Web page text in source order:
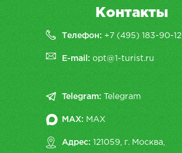
Контакты
Телефон: +7 (495) 183-90-12
E-mail:opt@1-turist.ru
Telegram: Telegram
MAX: MAX
Адрес: 121059, г. Москва,